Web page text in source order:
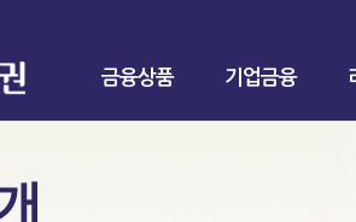
금융상품 기업금융